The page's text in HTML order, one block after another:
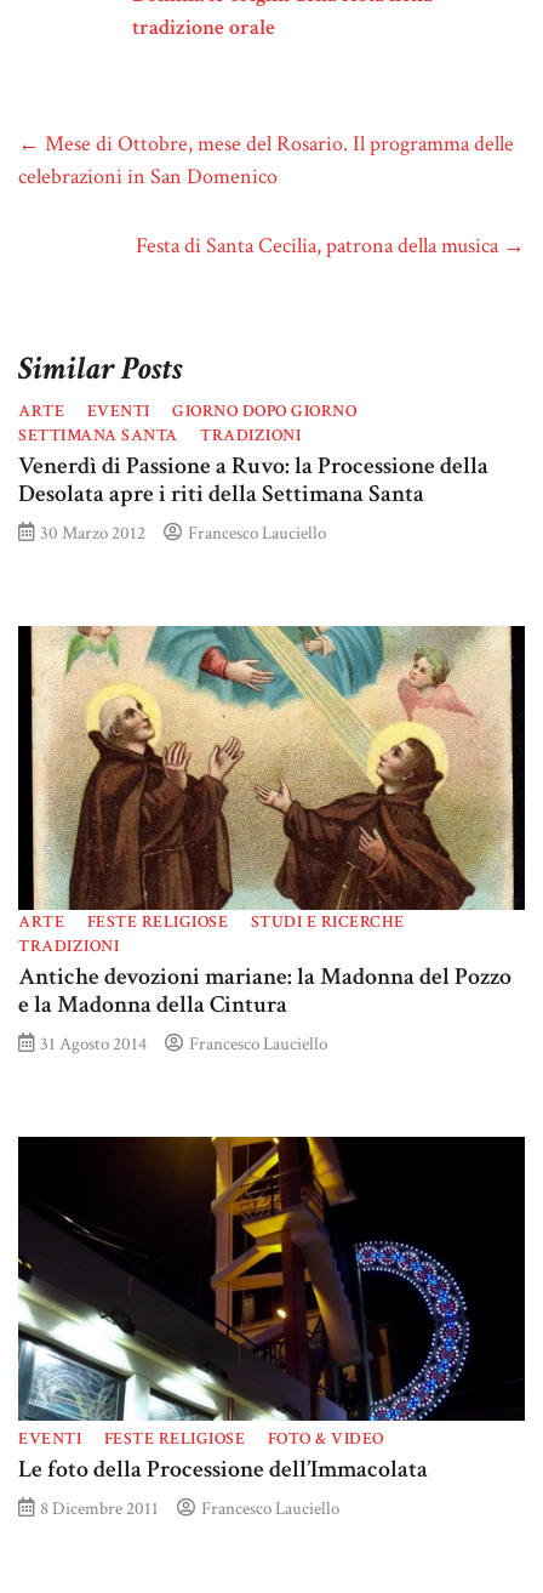
tradizione orale
← Mese di Ottobre, mese del Rosario. Il programma delle
celebrazioni in San Domenico
Festa di Santa Cecilia, patrona della musica →
Similar Posts
ARTE EVENTI
GIORNO DOPO GIORNO
SETTIMANA SANTA
TRADIZIONI
Venerdì di Passione a Ruvo: la Processione della
Desolata apre i riti della Settimana Santa
30 Marzo 2012 Francesco Lauciello
ARTE FESTE RELIGIOSE
STUDI E RICERCHE
TRADIZIONI
Antiche devozioni mariane: la Madonna del Pozzo
e la Madonna della Cintura
31 Agosto 2014 Francesco Lauciello
EVENTI FESTE RELIGIOSE FOTO & VIDEO
Le foto della Processione dell’Immacolata
8 Dicembre 2011 Francesco Lauciello